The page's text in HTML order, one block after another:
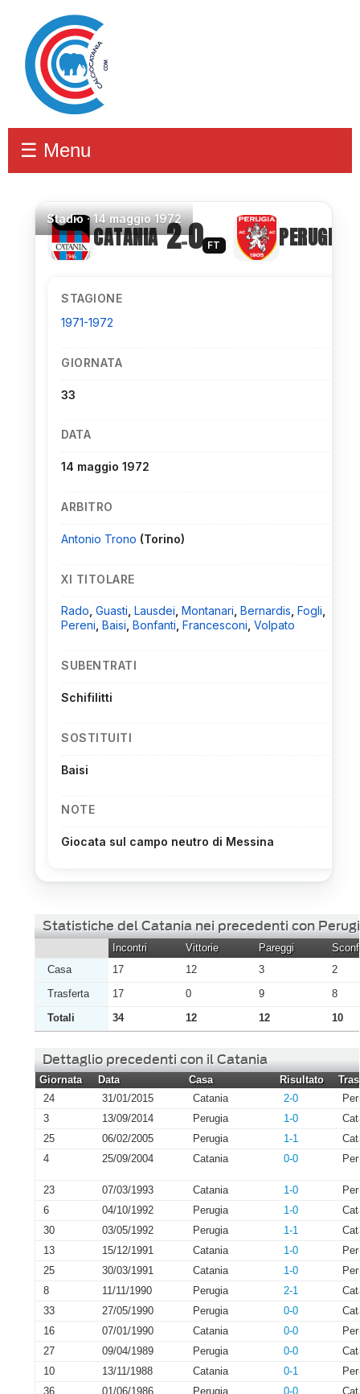
☰ Menu
Stadio·14 maggio 1972
CATANIA 2–0 FT PERUGIA
STAGIONE
1971-1972
GIORNATA
33
DATA
14 maggio 1972
ARBITRO
Antonio Trono (Torino)
XI TITOLARE
Rado Guasti Lausdei Montanari Bernardis Fogli
Pereni Baisi Bonfanti Francesconi Volpato
SUBENTRATI
Schifilitti
SOSTITUITI
Baisi
NOTE
Giocata sul campo neutro di Messina
Statistiche del Catania nei precedenti con
Incontri Vittorie Pareggi
Casa
17 12 3
2
Trasferta
17 0 9
8
Totali
34 12 12 10
Dettaglio precedenti con il Catania
Giornata Data Casa Risultato
24
31/01/2015 Catania 2-0
3
13/09/2014 Perugia 1-0
25
06/02/2005 Perugia 1-1
4
25/09/2004 Catania 0-0
23 07/03/1993 Catania 1-0
6
04/10/1992 Perugia 1-0
30
03/05/1992 Perugia 1-1
13
15/12/1991 Catania 1-0
25
30/03/1991 Catania 1-0
8
11/11/1990 Perugia 2-1
33
27/05/1990 Perugia 0-0
16
07/01/1990 Catania 0-0
27
09/04/1989 Perugia 0-0
10
13/11/1988 Catania 0-1
36
01/06/1986 Perugia 0-0